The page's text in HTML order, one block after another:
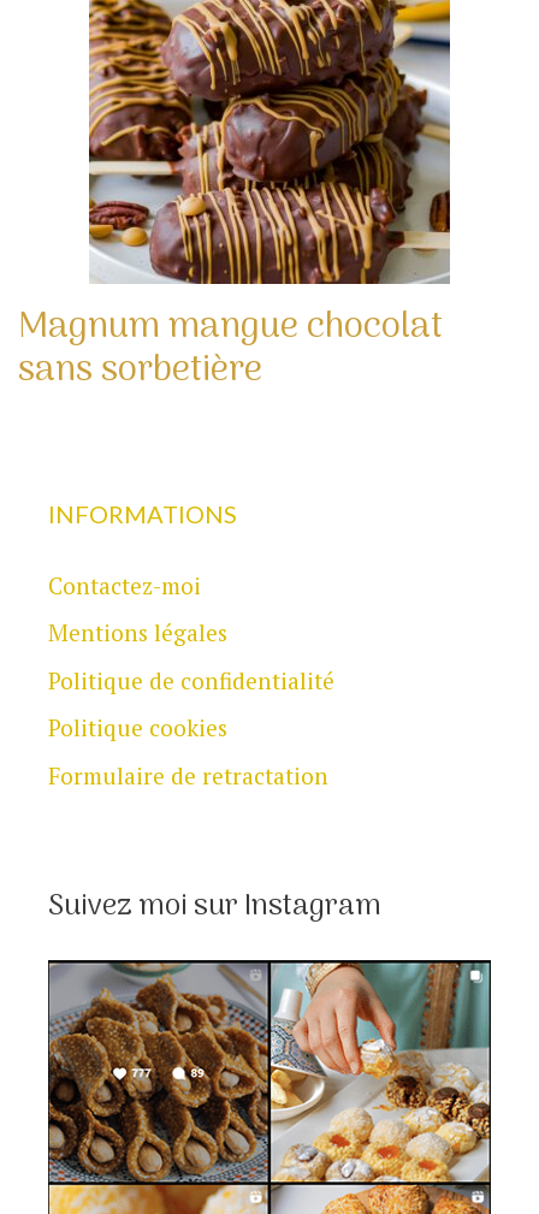
Magnum mangue chocolat
sans sorbetière
INFORMATIONS
Contactez-moi
Mentions légales
Politique de confidentialité
Politique cookies
Formulaire de retractation
Suivez moi sur Instagram